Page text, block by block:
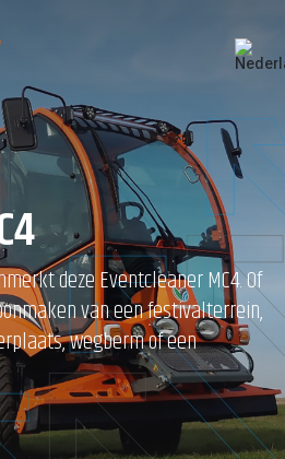
deze Eventcleaner MC4. Of
van een festivalterrein,
wegberm of een